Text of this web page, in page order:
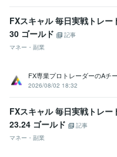
FXスキャル 毎日実戦トレ
30 ゴールド
記事
マネー・副業
FX専業プロトレーダーのAチ
2026/08/02 18:32
FXスキャル 毎日実戦トレ
23.24 ゴールド
記事
マネー・副業